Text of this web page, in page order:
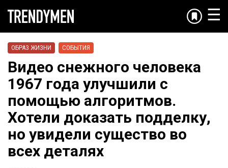
☰
ОБРАЗ ЖИЗНИ СОБЫТИЯ
Видео снежного человека
1967 года улучшили с
помощью алгоритмов.
Хотели доказать подделку,
но увидели существо во
всех деталях